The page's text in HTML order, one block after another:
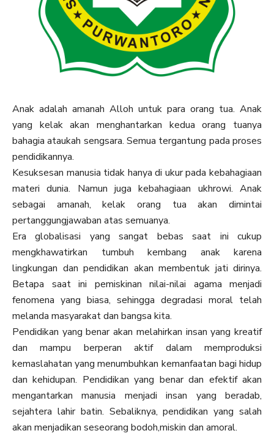
Anak adalah amanah Alloh untuk para orang tua. Anak
yang kelak akan menghantarkan kedua orang tuanya
bahagia ataukah sengsara. Semua tergantung pada proses
pendidikannya.
Kesuksesan manusia tidak hanya di ukur pada kebahagiaan
materi dunia. Namun juga kebahagiaan ukhrowi. Anak
sebagai amanah, kelak orang tua akan dimintai
pertanggungjawaban atas semuanya.
Era globalisasi yang sangat bebas saat ini cukup
mengkhawatirkan tumbuh kembang anak karena
lingkungan dan pendidikan akan membentuk jati dirinya.
Betapa saat ini pemiskinan nilai-nilai agama menjadi
fenomena yang biasa, sehingga degradasi moral telah
melanda masyarakat dan bangsa kita.
Pendidikan yang benar akan melahirkan insan yang kreatif
dan mampu berperan aktif dalam memproduksi
kemaslahatan yang menumbuhkan kemanfaatan bagi hidup
dan kehidupan. Pendidikan yang benar dan efektif akan
mengantarkan manusia menjadi insan yang beradab,
sejahtera lahir batin. Sebaliknya, pendidikan yang salah
akan menjadikan seseorang bodoh,miskin dan amoral.